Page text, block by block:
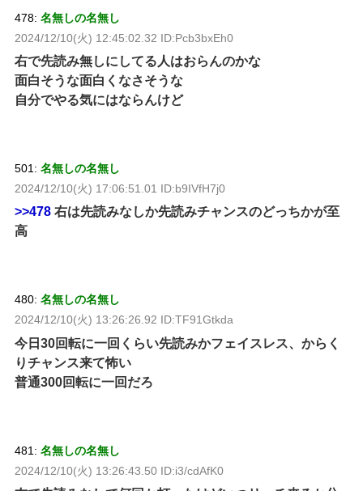
478: 名無しの名無し
2024/12/10(火) 12:45:02.32 ID:Pcb3bxEh0
右で先読み無しにしてる人はおらんのかな
面白そうな面白くなさそうな
自分でやる気にはならんけど
501: 名無しの名無し
2024/12/10(火) 17:06:51.01 ID:b9IVfH7j0
>>478右は先読みなしか先読みチャンスのどっちかが至
高
480: 名無しの名無し
2024/12/10(火) 13:26:26.92 ID:TF91Gtkda
今日30回転に一回くらい先読みかフェイスレス、からく
りチャンス来て怖い
普通300回転に一回だろ
481: 名無しの名無し
2024/12/10(火) 13:26:43.50 ID:i3/cdAfK0